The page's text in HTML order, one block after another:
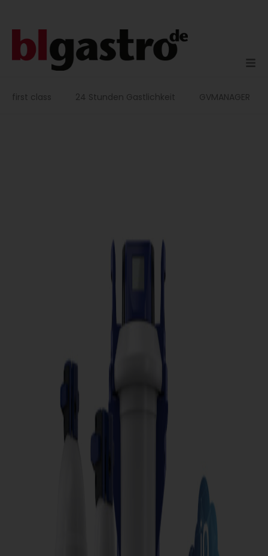
first class 24 Stunden Gastlichkeit GVMANAGER